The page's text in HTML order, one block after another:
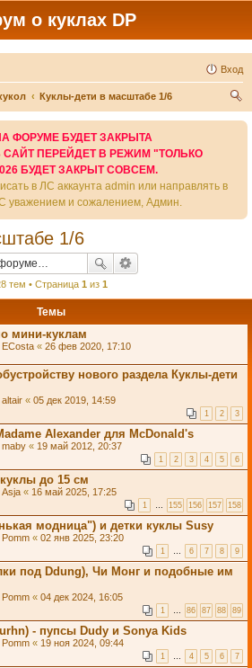
о куклах DP
Вход
Куклы-дети в масштабе 1/6
ФОРУМЕ БУДЕТ ЗАКРЫТА
ПЕРЕЙДЕТ В РЕЖИМ "ТОЛЬКО
БУДЕТ ЗАКРЫТ СОВСЕМ.
в ЛС аккаунта admin или направлять в
уважением и сожалением, Админ.
1/6
тем • Страница 1 из 1
Темы
мини-куклам
ECosta « 26 фев 2020, 17:10
нового раздела Куклы-дети
altair « 05 дек 2019, 14:59
1 2 3
Alexander для McDonald's
maby « 19 май 2012, 20:37
1 2 3 4 5 6
до 15 см
Asja « 16 май 2025, 17:25
1 … 155 156 157 158
модница") и детки куклы Susy
Pomm « 02 янв 2025, 23:20
1 … 6 7 8 9
под Ddung), Чи Монг и подобные им
Pomm « 04 дек 2024, 16:05
1 … 86 87 88 89
- пупсы Dudy и Sonya Kids
Pomm « 19 ноя 2024, 09:44
1 … 4 5 6 7